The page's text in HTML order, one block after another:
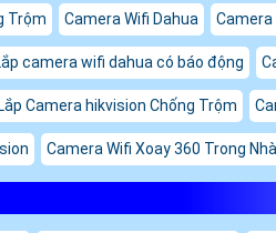
Trộm Camera Wifi Dahua Camera
camera wifi dahua có báo động
Lắp Camera hikvision Chống Trộm
Camera Wifi Xoay 360 Trong